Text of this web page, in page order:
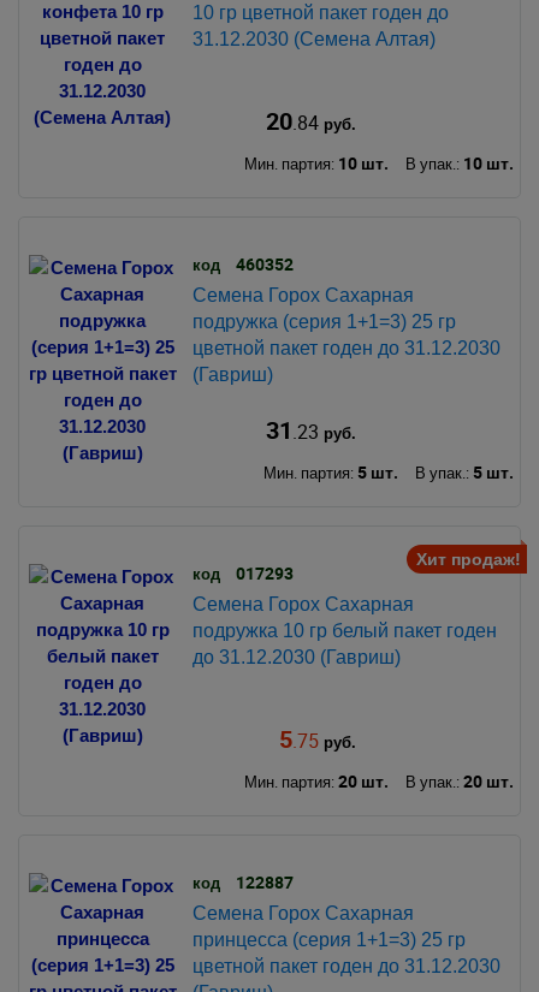
10 гр цветной пакет годен до
31.12.2030 (Семена Алтая)
20.84руб.
Мин. партия: 10 шт. В упак.: 10 шт.
код 460352
Семена Горох Сахарная
подружка (серия 1+1=3) 25 гр
цветной пакет годен до 31.12.2030
(Гавриш)
31.23 руб.
Мин. партия: 5 шт. В упак.: 5 шт.
Хит продаж!
код 017293
Семена Горох Сахарная
подружка 10 гр белый пакет годен
до 31.12.2030 (Гавриш)
5.75руб.
Мин. партия: 20 шт. В упак.: 20 шт.
код 122887
Семена Горох Сахарная
принцесса (серия 1+1=3) 25 гр
цветной пакет годен до 31.12.2030